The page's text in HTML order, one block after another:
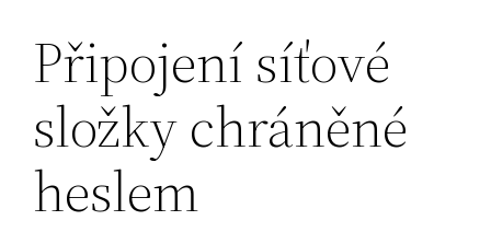
Připojení síťové
složky chráněné
heslem